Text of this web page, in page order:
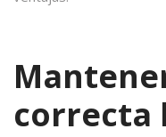
correcta